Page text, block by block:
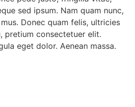
sed ipsum. Nam quam nunc,
Donec quam felis, ultricies
pretium consectetuer elit.
eget dolor. Aenean massa.